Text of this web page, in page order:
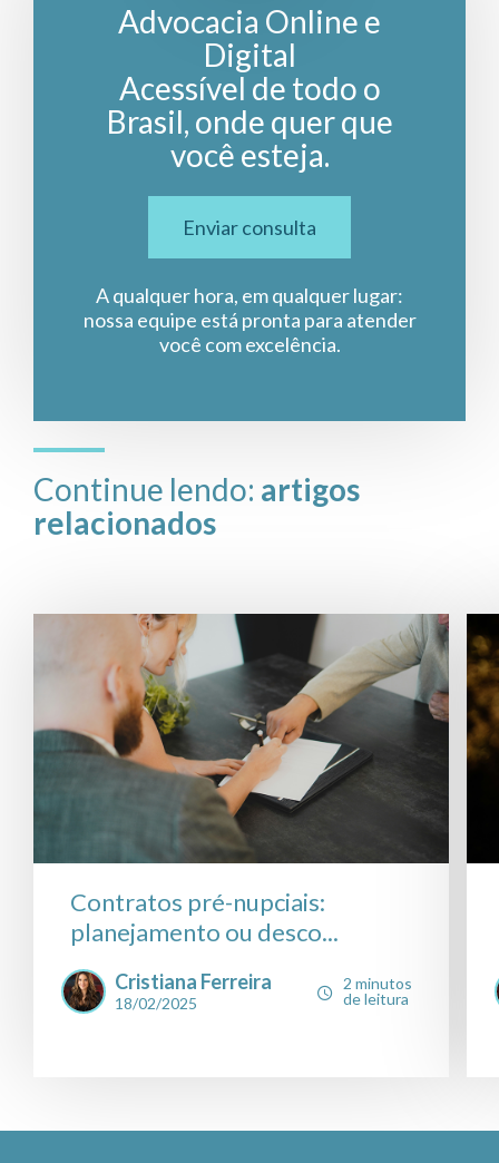
Advocacia Online e
Digital
Acessível de todo o
Brasil, onde quer que
você esteja.
Enviar consulta
A qualquer hora, em qualquer lugar:
nossa equipe está pronta para atender
você com excelência.
Continue lendo: artigos
relacionados
Contratos pré-nupciais:
planejamento ou desco...
Cristiana Ferreira
18/02/2025
2 minutos
de leitura